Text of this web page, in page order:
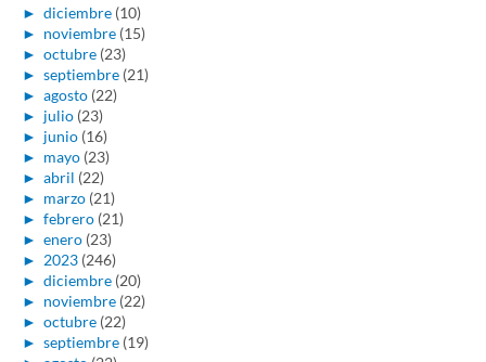
► diciembre (10)
► noviembre (15)
► octubre (23)
► septiembre (21)
► agosto (22)
► julio (23)
► junio (16)
► mayo (23)
► abril (22)
► marzo (21)
► febrero (21)
► enero (23)
► 2023 (246)
► diciembre (20)
► noviembre (22)
► octubre (22)
► septiembre (19)